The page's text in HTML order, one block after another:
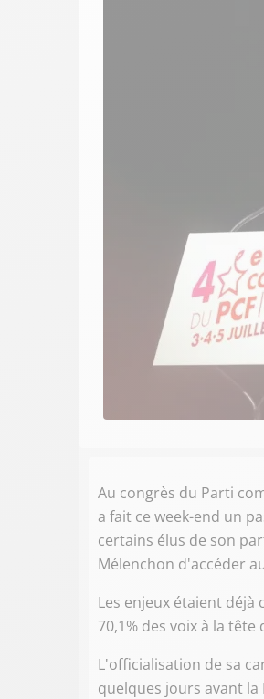
Au congrès du Parti
a fait ce week-end un
certains élus de son
Mélenchon d'accéder
Les enjeux étaient déjà
70,1% des voix à la
L'officialisation de sa
quelques jours avant la